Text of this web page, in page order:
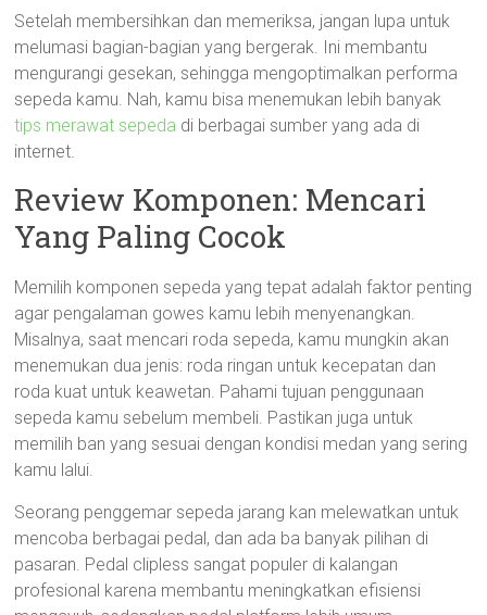
Setelah membersihkan dan memeriksa, jangan lupa untuk
melumasi bagian-bagian yang bergerak. Ini membantu
mengurangi gesekan, sehingga mengoptimalkan performa
sepeda kamu. Nah, kamu bisa menemukan lebih banyak
tips merawat sepeda di berbagai sumber yang ada di
internet.
Review Komponen: Mencari
Yang Paling Cocok
Memilih komponen sepeda yang tepat adalah faktor penting
agar pengalaman gowes kamu lebih menyenangkan.
Misalnya, saat mencari roda sepeda, kamu mungkin akan
menemukan dua jenis: roda ringan untuk kecepatan dan
roda kuat untuk keawetan. Pahami tujuan penggunaan
sepeda kamu sebelum membeli. Pastikan juga untuk
memilih ban yang sesuai dengan kondisi medan yang sering
kamu lalui.
Seorang penggemar sepeda jarang kan melewatkan untuk
mencoba berbagai pedal, dan ada ba banyak pilihan di
pasaran. Pedal clipless sangat populer di kalangan
profesional karena membantu meningkatkan efisiensi